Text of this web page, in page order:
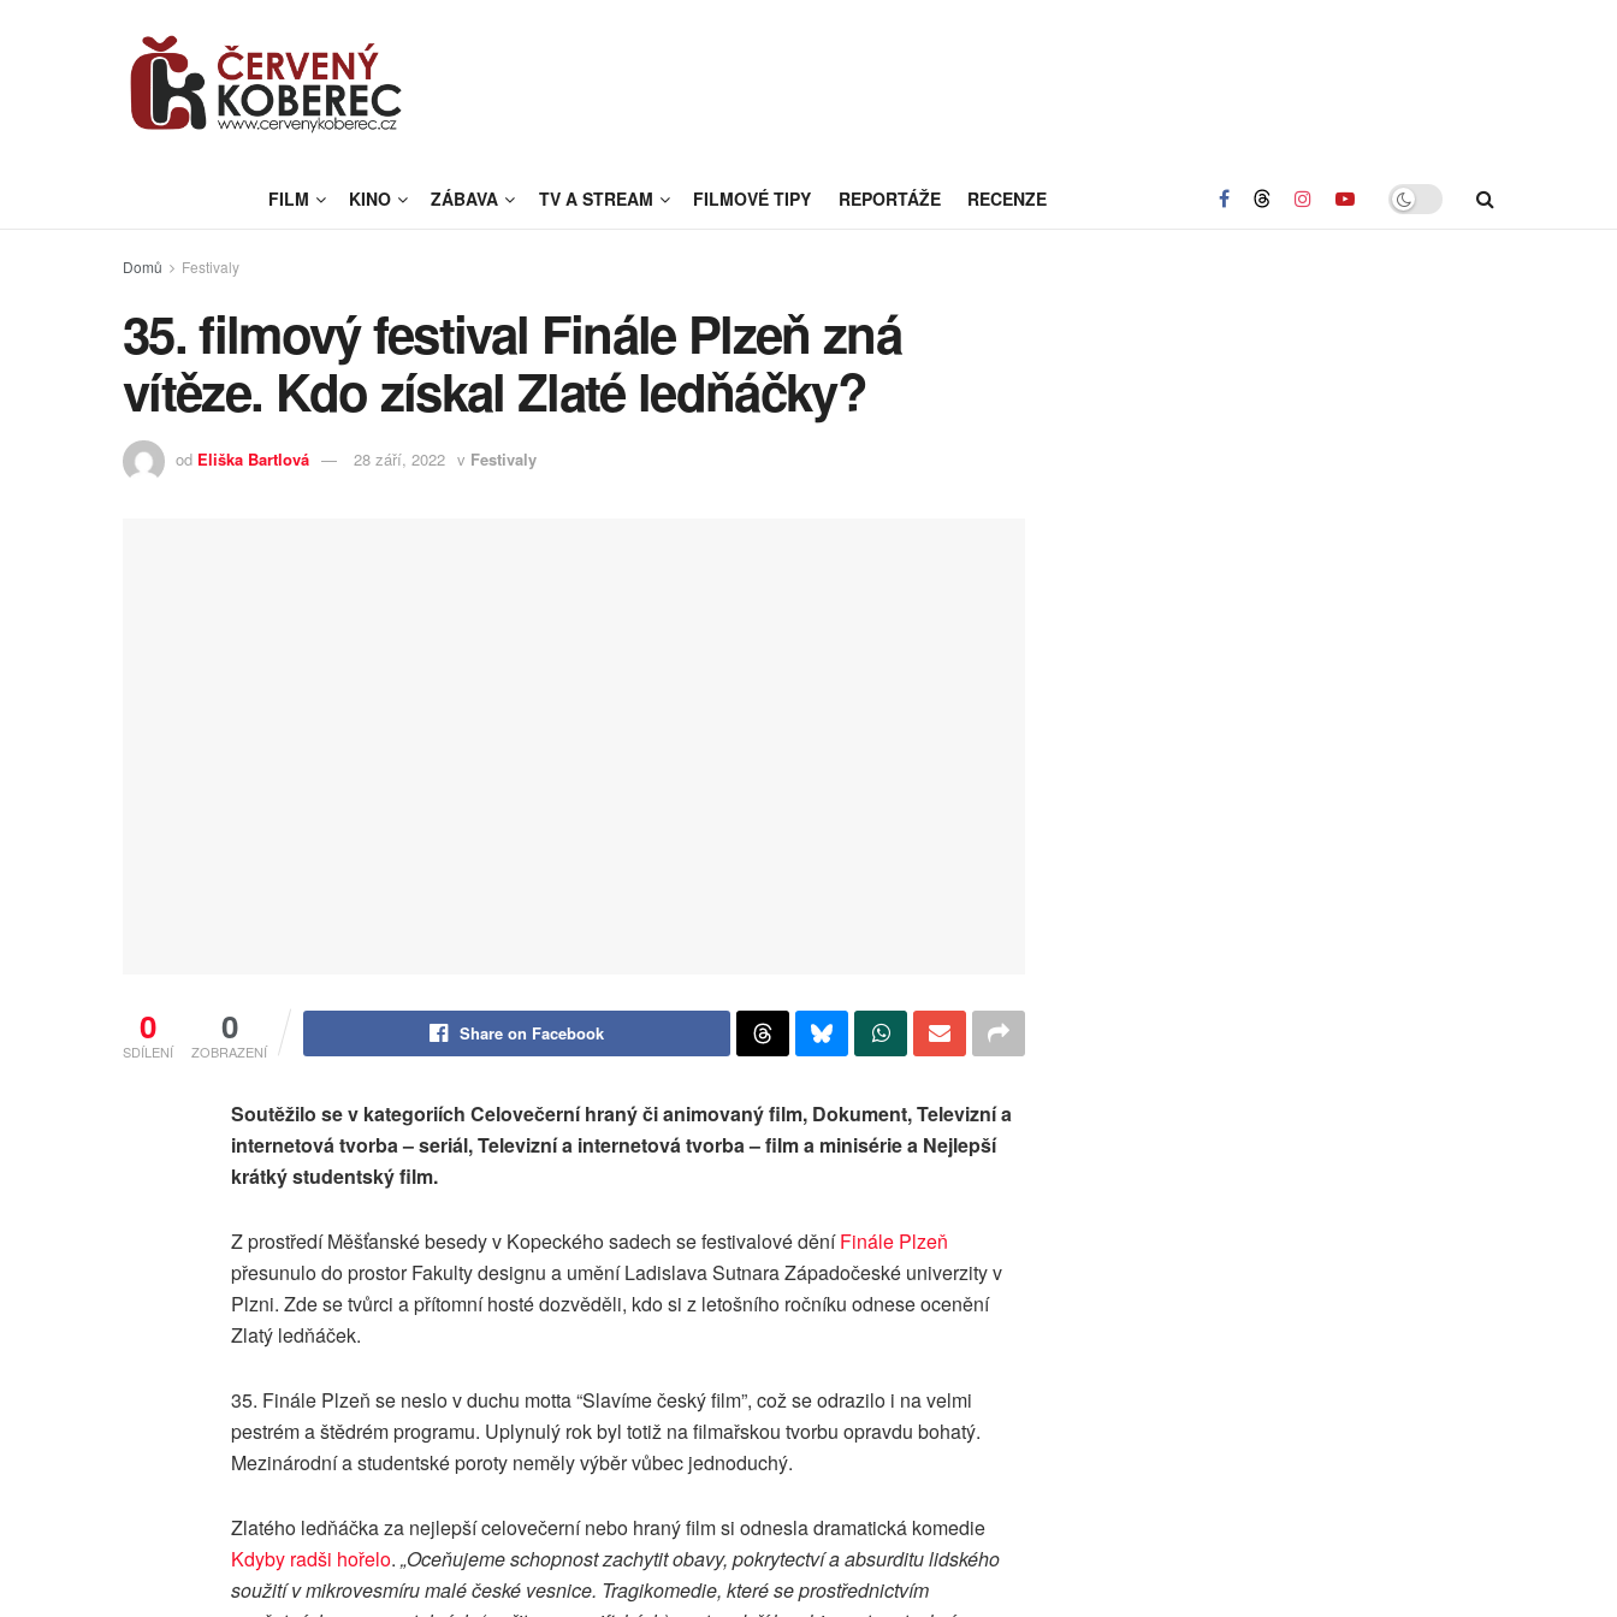
FILM KINO ZÁBAVA TV A STREAM FILMOVÉ TIPY REPORTÁŽE RECENZE
Domů Festivaly
35. filmový festival Finále Plzeň zná
vítěze. Kdo získal Zlaté ledňáčky?
od Eliška Bartlová 28 září, 2022 v Festivaly
0
SDÍLENÍ
0
ZOBRAZENÍ
Share on Facebook
Soutěžilo se v kategoriích Celovečerní hraný či animovaný film, Dokument, Televizní a
internetová tvorba – seriál, Televizní a internetová tvorba – film a minisérie a Nejlepší
krátký studentský film.
Z prostředí Měšťanské besedy v Kopeckého sadech se festivalové děníFinále Plzeň
přesunulo do prostor Fakulty designu a umění Ladislava Sutnara Západočeské univerzity v
Plzni. Zde se tvůrci a přítomní hosté dozvěděli, kdo si z letošního ročníku odnese ocenění
Zlatý ledňáček.
35. Finále Plzeň se neslo v duchu motta “Slavíme český film”, což se odrazilo i na velmi
pestrém a štědrém programu. Uplynulý rok byl totiž na filmařskou tvorbu opravdu bohatý.
Mezinárodní a studentské poroty neměly výběr vůbec jednoduchý.
Zlatého ledňáčka za nejlepší celovečerní nebo hraný film si odnesla dramatická komedie
Kdyby radši hořelo. „Oceňujeme schopnost zachytit obavy, pokrytectví a absurditu lidského
soužití v mikrovesmíru malé české vesnice. Tragikomedie, které se prostřednictvím